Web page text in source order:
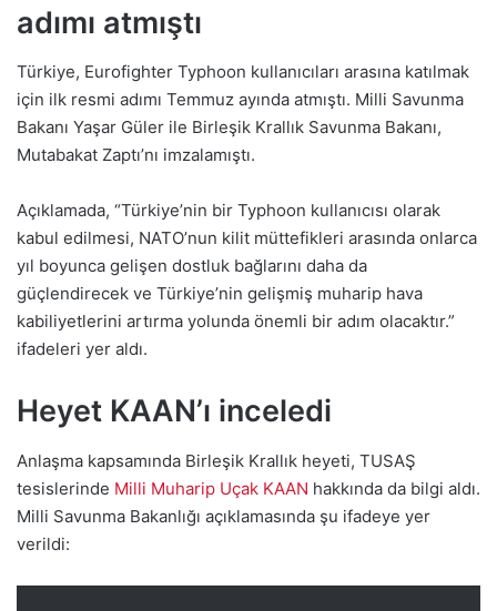
adımı atmıştı
Türkiye, Eurofighter Typhoon kullanıcıları arasına katılmak
için ilk resmi adımı Temmuz ayında atmıştı. Milli Savunma
Bakanı Yaşar Güler ile Birleşik Krallık Savunma Bakanı,
Mutabakat Zaptı’nı imzalamıştı.
Açıklamada, “Türkiye’nin bir Typhoon kullanıcısı olarak
kabul edilmesi, NATO’nun kilit müttefikleri arasında onlarca
yıl boyunca gelişen dostluk bağlarını daha da
güçlendirecek ve Türkiye’nin gelişmiş muharip hava
kabiliyetlerini artırma yolunda önemli bir adım olacaktır.”
ifadeleri yer aldı.
Heyet KAAN’ı inceledi
Anlaşma kapsamında Birleşik Krallık heyeti, TUSAŞ
tesislerinde Milli Muharip Uçak KAAN hakkında da bilgi aldı.
Milli Savunma Bakanlığı açıklamasında şu ifadeye yer
verildi: